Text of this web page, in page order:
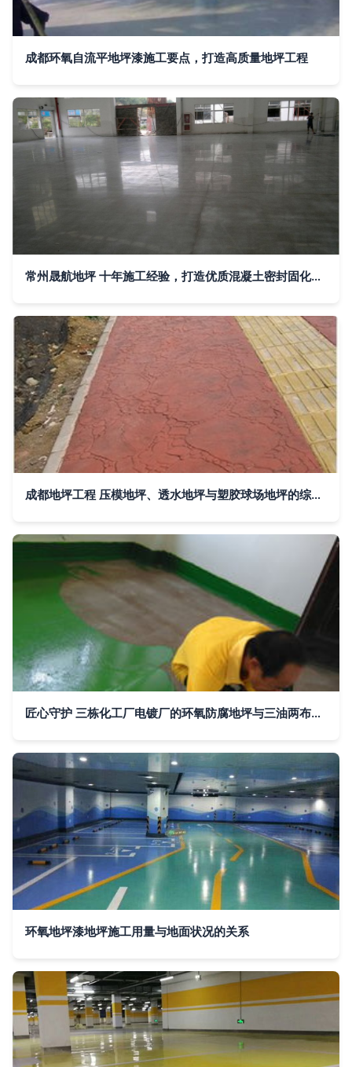
成都环氧自流平地坪漆施工要点，打造高质量地坪工程
常州晟航地坪 十年施工经验，打造优质混凝土密封固化剂地坪首选品牌
成都地坪工程 压模地坪、透水地坪与塑胶球场地坪的综合解析
匠心守护 三栋化工厂电镀厂的环氧防腐地坪与三油两布工程实录
环氧地坪漆地坪施工用量与地面状况的关系